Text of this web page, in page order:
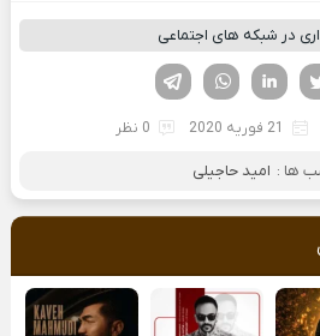
در شبکه های اجتماعی
لینکدین تویتر
فیسوک
21 فوریه 2020 0 نظر
ها : امید حاجیلی